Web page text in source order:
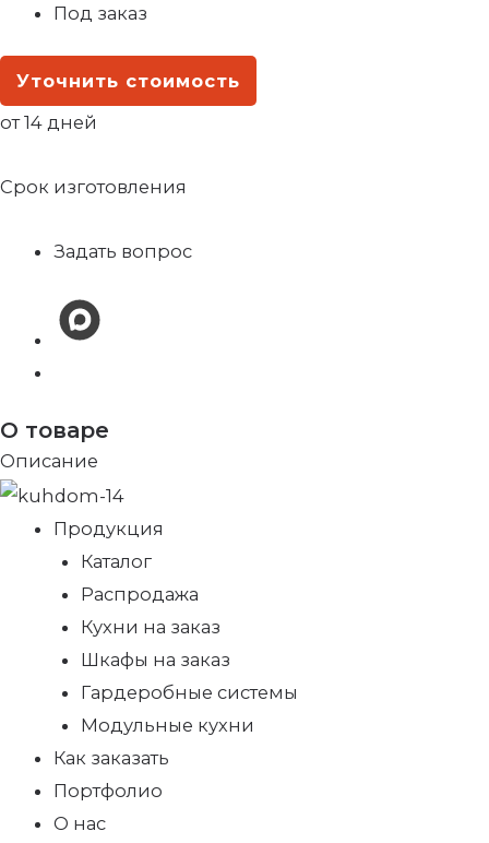
Под заказ
Уточнить стоимость
от 14 дней
Срок изготовления
Задать вопрос
О товаре
Описание
Продукция
Каталог
Распродажа
Кухни на заказ
Шкафы на заказ
Гардеробные системы
Модульные кухни
Как заказать
Портфолио
О нас